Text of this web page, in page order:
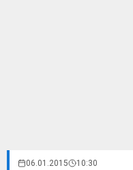
06.01.2015 10:30